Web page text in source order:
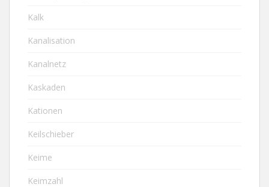
Kalk
Kanalisation
Kanalnetz
Kaskaden
Kationen
Keilschieber
Keime
Keimzahl